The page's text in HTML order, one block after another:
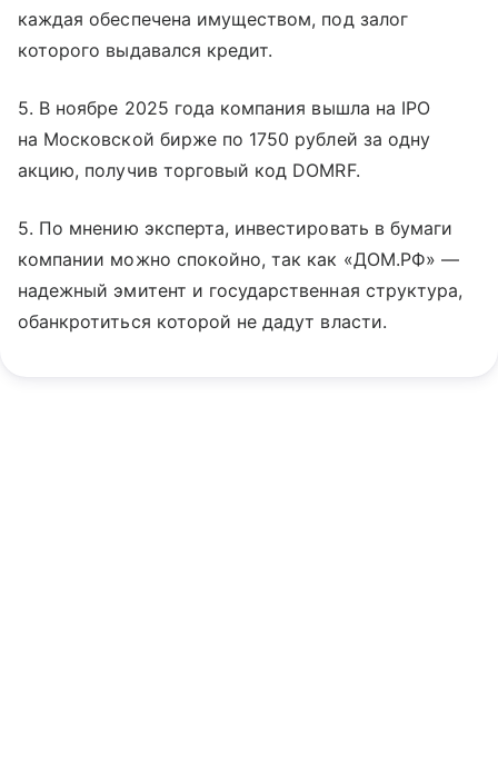
каждая обеспечена имуществом, под залог
которого выдавался кредит.
5. В ноябре 2025 года компания вышла на IPO
на Московской бирже по 1750 рублей за одну
акцию, получив торговый код DOMRF.
5. По мнению эксперта, инвестировать в бумаги
компании можно спокойно, так как «ДОМ.РФ» —
надежный эмитент и государственная структура,
обанкротиться которой не дадут власти.